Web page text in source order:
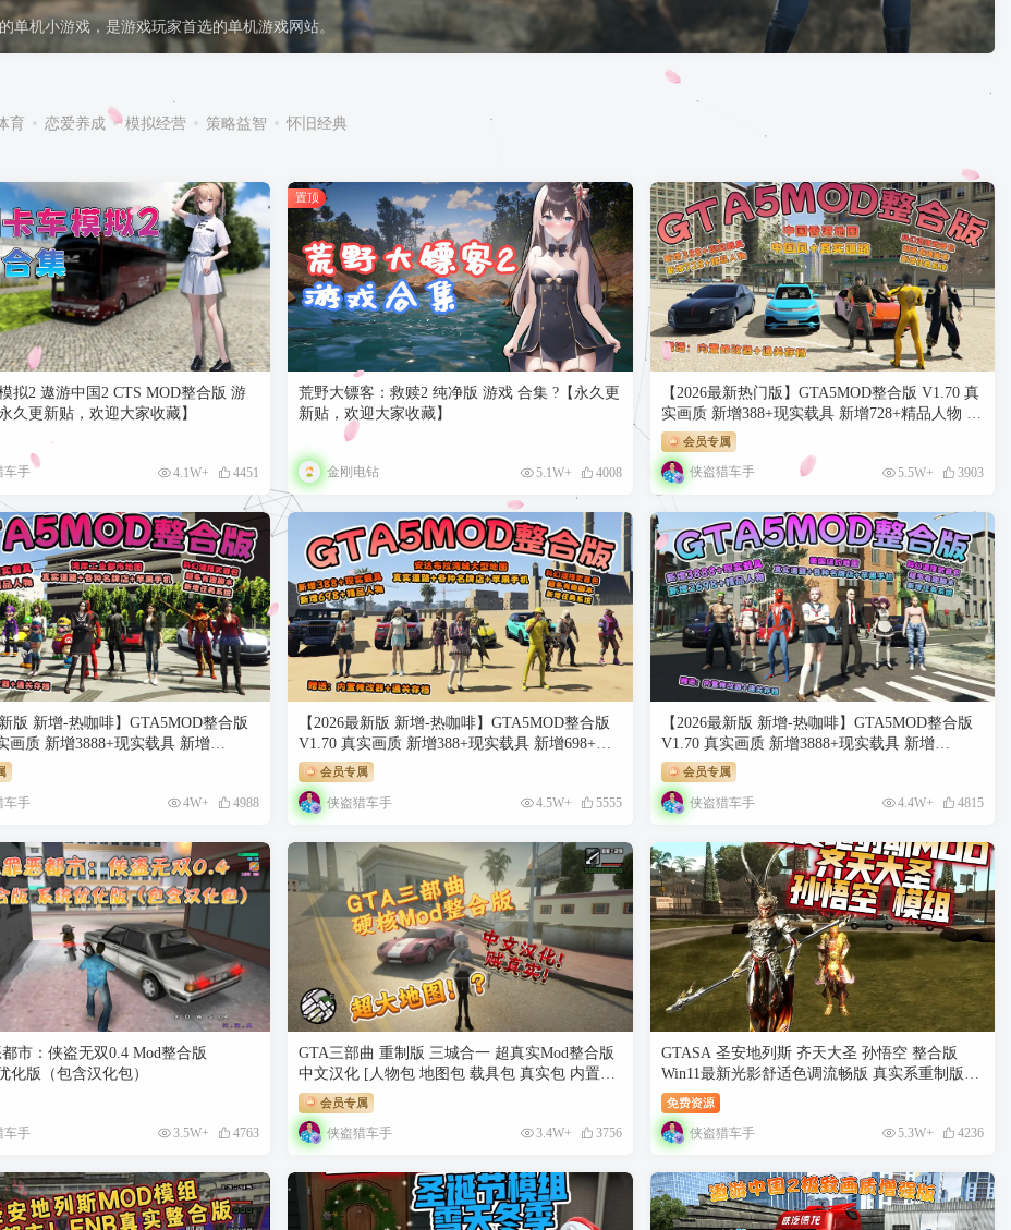
机小游戏，是游戏玩家首选的单机游戏网站。
育 恋爱养成 模拟经营 策略益智
怀旧经典
拟2 遨游中国2 CTS MOD整合版 游
久更新贴，欢迎大家收藏】
车手 4.1W+ 4451
置顶
荒野大镖客：救赎2 纯净版 游戏 合集 ?【永久更
新贴，欢迎大家收藏】
金刚电钻 5.1W+ 4008
【2026最新热门版】GTA5MOD整合版 V1.70 真
实画质 新增388+现实载具 新增728+精品人物 中
国风+中国香港地图 真实道路+各种名牌店 科幻
混搭武器包 超多有趣脚本 新增任务系统 [赠
送：修改器 运行库 无限金币 通关存档]【140
GB】
会员专属
侠盗猎车手 5.5W+ 3903
新版 新增-热咖啡】GTA5MOD整合版
画质 新增3888+现实载具 新增
人物 湾岸工业都市地图 真实道路+各
苹果手机 科幻混搭武器包 超多有趣脚
系统 [赠送：修改器 运行库 无限金
车手 4W+ 4988
【2026最新版 新增-热咖啡】GTA5MOD整合版
V1.70 真实画质 新增388+现实载具 新增698+精
品人物 安达布拉湾城大型地图 真实道路+各种名
牌店+苹果手机 科幻混搭武器包 超多有趣脚本
新增任务系统 [赠送：修改器 运行库 无限金币
会员专属
侠盗猎车手 4.5W+ 5555
【2026最新版 新增-热咖啡】GTA5MOD整合版
V1.70 真实画质 新增3888+现实载具 新增
2698+精品人物 美国纽约地图 真实道路+各种名
牌店+苹果手机 科幻混搭武器包 超多有趣脚本
新增任务系统 [赠送：修改器 运行库 无限金币
会员专属
侠盗猎车手 4.4W+ 4815
市：侠盗无双0.4 Mod整合版
化版（包含汉化包）
车手 3.5W+ 4763
GTA三部曲 重制版 三城合一 超真实Mod整合版
中文汉化 [人物包 地图包 载具包 真实包 内置修
改器] [8.07 GB]
会员专属
侠盗猎车手 3.4W+ 3756
GTASA 圣安地列斯 齐天大圣 孙悟空 整合版
Win11最新光影舒适色调流畅版 真实系重制版
Win10/11汉化兼容版 稳定60FPS 超强优化 [赠
送：运行库 通关存档 无限金币] [4.96 GB]
免费资源
侠盗猎车手 5.3W+ 4236
用户名或邮箱
登录密码
登录